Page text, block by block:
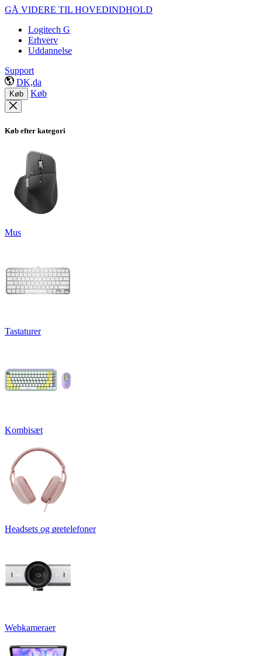
GÅ VIDERE TIL HOVEDINDHOLD
Logitech G
Erhverv
Uddannelse
Support
DK,da
Køb Køb
Køb efter kategori
Mus
Tastaturer
Kombisæt
Headsets og øretelefoner
Webkameraer